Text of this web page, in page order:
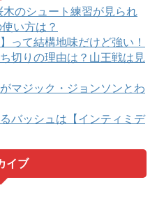
のシュート練習が見られ
い方は？
って結構地味だけど強い！
切りの理由は？山王戦は見
マジック・ジョンソンとわ
バッシュは【インティミデ
イブ